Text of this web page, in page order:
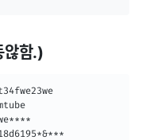
함.)